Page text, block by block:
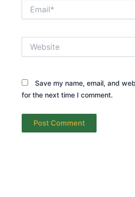
Save my name, email, and
for the next time I comment.